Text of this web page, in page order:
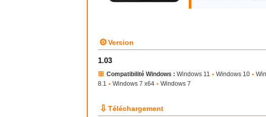
⚙Version
1.03
⊞ Compatibilité Windows : Windows 11 • Windows 10 •
8.1 • Windows 7 x64 • Windows 7
⇩ Téléchargement